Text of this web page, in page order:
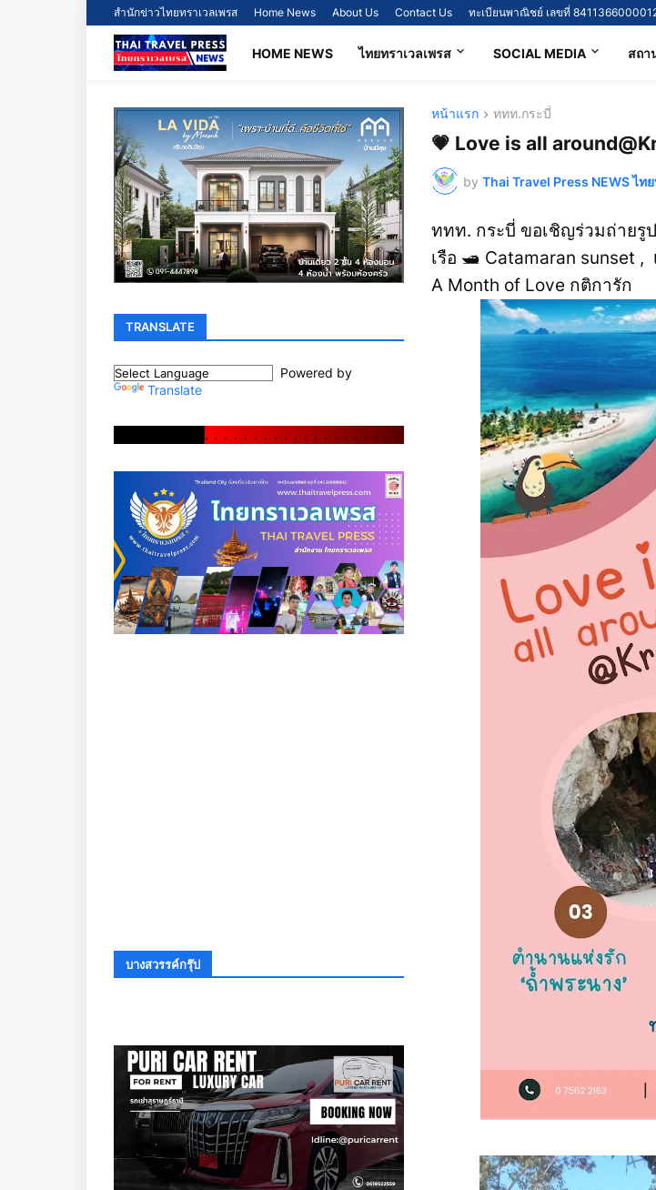
สำนักข่าวไทยทราเวลเพรส Home News About Us Contact Us ทะเบียนพาณิชย์ เลขที่
HOME NEWS ไทยทราเวลเพรส SOCIAL MEDIA สถา
หน้าแรก ททท.กระบี่
💗 Love is all
by Thai Travel Press NEWS ไท
ททท. กระบี่ ขอเชิญร่วมถ่ายรู
เรือ 🛥 Catamaran sunset ,
A Month of Love กติการัก
TRANSLATE
Powered by
Translate
. . . . . . . . . . . . . . . . . . . .
บางสวรรค์กรุ๊ป